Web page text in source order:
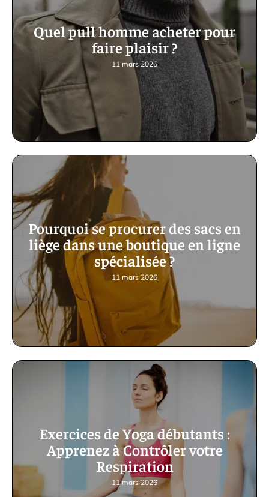
Quel pull homme acheter pour
faire plaisir ?
11 mars 2026
Pourquoi se procurer des sacs en
liège dans une boutique en ligne
spécialisée ?
11 mars 2026
Exercices de Yoga débutants :
Apprenez à Contrôler votre
Respiration
11 mars 2026